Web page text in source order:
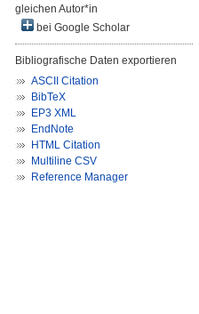
gleichen Autor*in
bei Google Scholar
Bibliografische Daten exportieren
ASCII Citation
BibTeX
EP3 XML
EndNote
HTML Citation
Multiline CSV
Reference Manager